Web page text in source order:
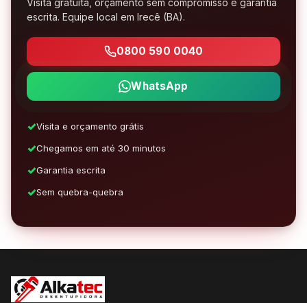
escrita. Equipe local em Irecê (BA).
0800 590 0040
WhatsApp
Visita e orçamento grátis
Chegamos em até 30 minutos
Garantia escrita
Sem quebra-quebra